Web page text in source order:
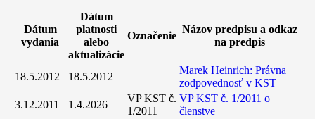
Dátum
vydania
Dátum
platnosti
alebo
aktualizácie
Označenie
Názov predpisu a odkaz
na predpis
18.5.2012 18.5.2012
Marek Heinrich: Právna
zodpovednosť v KST
3.12.2011
1.4.2026
VP KST č.
1/2011
VP KST č. 1/2011 o
členstve